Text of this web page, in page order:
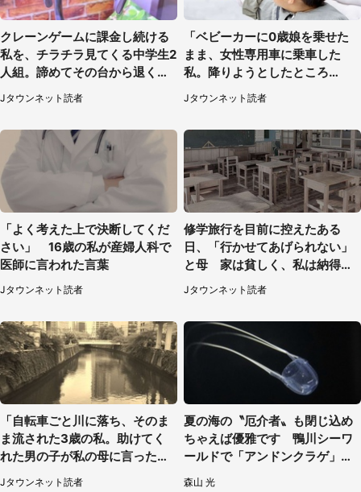
クレーンゲームに課金し続ける
私を、チラチラ見てくる中学生2
人組。諦めてその台から退く
と、後ろから声が（東京都・40
代女性）
Jタウンネット読者
「ベビーカーに0歳娘を乗せた
まま、女性専用車に乗車した
私。降りようとしたところ
で...」（大阪府・30代女性）
Jタウンネット読者
「よく考えた上で決断してくだ
さい」 16歳の私が産婦人科で
医師に言われた言葉
Jタウンネット読者
修学旅行を目前に控えたある
日、「行かせてあげられない」
と母 家は貧しく、私は納得し
たけれど...（北海道・70代以上
女性）
Jタウンネット読者
「自転車ごと川に落ち、そのま
ま流された3歳の私。助けてく
れた男の子が私の母に言ったの
は...」（千葉県・20代女性）
Jタウンネット読者
夏の海の〝厄介者〟も閉じ込め
ちゃえば優雅です 鴨川シーワ
ールドで「アンドンクラゲ」期
間限定展示【7／29～】
森山 光